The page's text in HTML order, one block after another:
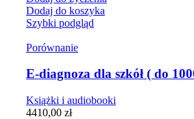
Dodaj do koszyka
Szybki podgląd
Porównanie
E-diagnoza dla szkół ( do
Książki i audiobooki
4410,00 zł